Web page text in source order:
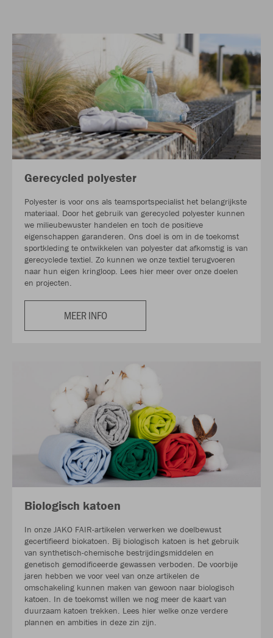
Gerecycled polyester
Polyester is voor ons als teamsportspecialist het belangrijkste
materiaal. Door het gebruik van gerecycled polyester kunnen
we milieubewuster handelen en toch de positieve
eigenschappen garanderen. Ons doel is om in de toekomst
sportkleding te ontwikkelen van polyester dat afkomstig is van
gerecyclede textiel. Zo kunnen we onze textiel terugvoeren
naar hun eigen kringloop. Lees hier meer over onze doelen
en projecten.
MEER INFO
Biologisch katoen
In onze JAKO FAIR-artikelen verwerken we doelbewust
gecertifieerd biokatoen. Bij biologisch katoen is het gebruik
van synthetisch-chemische bestrijdingsmiddelen en
genetisch gemodificeerde gewassen verboden. De voorbije
jaren hebben we voor veel van onze artikelen de
omschakeling kunnen maken van gewoon naar biologisch
katoen. In de toekomst willen we nog meer de kaart van
duurzaam katoen trekken. Lees hier welke onze verdere
plannen en ambities in deze zin zijn.